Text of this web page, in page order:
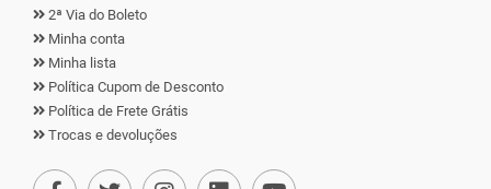
2ª Via do Boleto
Minha conta
Minha lista
Política Cupom de Desconto
Política de Frete Grátis
Trocas e devoluções